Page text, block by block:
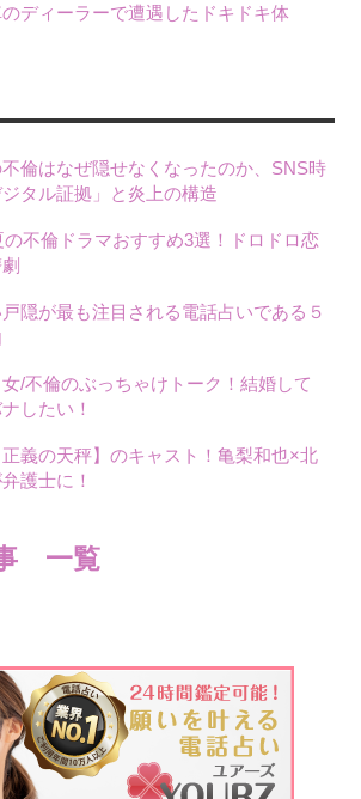
ディーラーで遭遇したドキドキ体
倫はなぜ隠せなくなったのか、SNS時
タル証拠」と炎上の構造
の不倫ドラマおすすめ3選！ドロドロ恋
隠が最も注目される電話占いである５
/不倫のぶっちゃけトーク！結婚して
したい！
正義の天秤】のキャスト！亀梨和也×北
護士に！
一覧